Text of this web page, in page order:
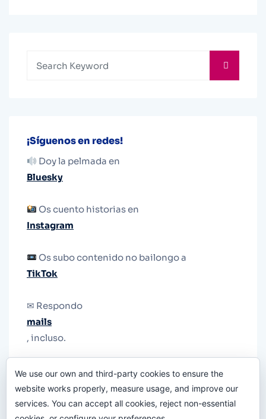
¡Síguenos en redes!
Doy la pelmada en
Bluesky
Os cuento historias en
Instagram
Os subo contenido no bailongo a
TikTok
✉ Respondo
mails
, incluso.
le quiten el teléfono.
We use our own and third-party cookies to ensure the
website works properly, measure usage, and improve our
services. You can accept all cookies, reject non-essential